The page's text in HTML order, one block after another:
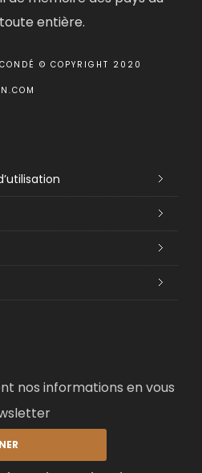
entière.
© COPYRIGHT 2020
nos informations en vous